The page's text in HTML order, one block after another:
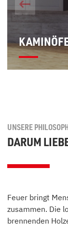
UNSERE
DARUM
Feuer bringt
zusammen. Die
brennenden